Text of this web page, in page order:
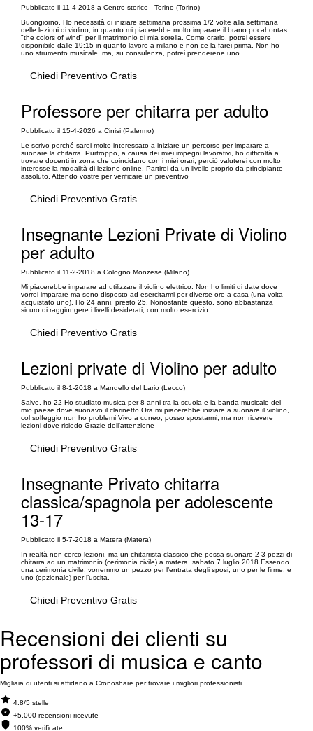
Pubblicato il 11-4-2018 a Centro storico - Torino (Torino)
Buongiorno, Ho necessità di iniziare settimana prossima 1/2 volte alla settimana
delle lezioni di violino, in quanto mi piacerebbe molto imparare il brano pocahontas
"the colors of wind" per il matrimonio di mia sorella. Come orario, potrei essere
disponibile dalle 19:15 in quanto lavoro a milano e non ce la farei prima. Non ho
uno strumento musicale, ma, su consulenza, potrei prenderene uno...
Chiedi Preventivo Gratis
Professore per chitarra per adulto
Pubblicato il 15-4-2026 a Cinisi (Palermo)
Le scrivo perché sarei molto interessato a iniziare un percorso per imparare a
suonare la chitarra. Purtroppo, a causa dei miei impegni lavorativi, ho difficoltà a
trovare docenti in zona che coincidano con i miei orari, perciò valuterei con molto
interesse la modalità di lezione online. Partirei da un livello proprio da principiante
assoluto. Attendo vostre per verificare un preventivo
Chiedi Preventivo Gratis
Insegnante Lezioni Private di Violino
per adulto
Pubblicato il 11-2-2018 a Cologno Monzese (Milano)
Mi piacerebbe imparare ad utilizzare il violino elettrico. Non ho limiti di date dove
vorrei imparare ma sono disposto ad esercitarmi per diverse ore a casa (una volta
acquistato uno). Ho 24 anni, presto 25. Nonostante questo, sono abbastanza
sicuro di raggiungere i livelli desiderati, con molto esercizio.
Chiedi Preventivo Gratis
Lezioni private di Violino per adulto
Pubblicato il 8-1-2018 a Mandello del Lario (Lecco)
Salve, ho 22 Ho studiato musica per 8 anni tra la scuola e la banda musicale del
mio paese dove suonavo il clarinetto Ora mi piacerebbe iniziare a suonare il violino,
col solfeggio non ho problemi Vivo a cuneo, posso spostarmi, ma non ricevere
lezioni dove risiedo Grazie dell'attenzione
Chiedi Preventivo Gratis
Insegnante Privato chitarra
classica/spagnola per adolescente
13-17
Pubblicato il 5-7-2018 a Matera (Matera)
In realtà non cerco lezioni, ma un chitarrista classico che possa suonare 2-3 pezzi di
chitarra ad un matrimonio (cerimonia civile) a matera, sabato 7 luglio 2018 Essendo
una cerimonia civile, vorremmo un pezzo per l’entrata degli sposi, uno per le firme, e
uno (opzionale) per l’uscita.
Chiedi Preventivo Gratis
Recensioni dei clienti su
professori di musica e canto
Migliaia di utenti si affidano a Cronoshare per trovare i migliori professionisti
4.8/5 stelle
+5.000 recensioni ricevute
100% verificate